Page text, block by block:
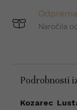
Naročila
Podrobnosti
Kozarec